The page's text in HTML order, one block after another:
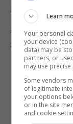
Quando il
pentola e fate
si sarà
Learn
Your personal
your device
data) may be
partners, or
may use
Some vendors
of legitimate
your options
or in the site
and cookie